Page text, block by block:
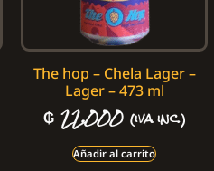
The hop – Chela Lager –
Lager – 473 ml
₲22.000 (iva inc.)
Añadir al carrito